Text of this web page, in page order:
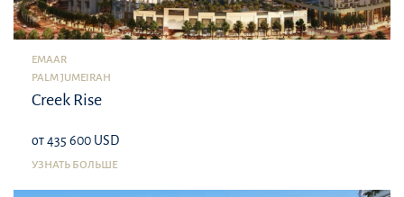
EMAAR
PALM JUMEIRAH
Creek Rise
от 435 600 USD
УЗНАТЬ БОЛЬШЕ